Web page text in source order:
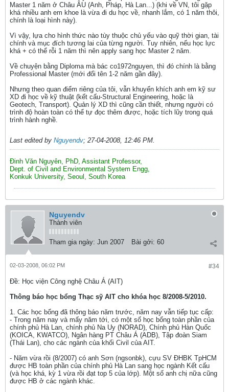
Master 1 năm ở Châu ÂU (Anh, Pháp, Hà Lan...) (khi về VN, tôi gặp
khá nhiều anh em khoe là vừa đi du học về, nhanh lắm, có 1 năm thôi,
chính là loại hình này).
Vì vậy, lựa cho hình thức nào tùy thuộc chủ yếu vào quỹ thời gian, tài
chính và mục đích tương lai của từng người. Tuy nhiên, nếu học lực
khá + có thể rỗi 1 năm thì nên apply sang học Master 2 năm.
Về chuyện bằng Diploma mà bác co1972nguyen, thì đó chính là bằng
Professional Master (mới đổi tên 1-2 năm gần đây).
Nhưng theo quan điểm riêng của tôi, vẫn khuyến khích anh em kỹ sư
XD đi học về kỹ thuật (kết cấu-Structural Engineering, hoặc là
Geotech, Transport). Quản lý XD thì cũng cần thiết, nhưng người có
trình độ hoàn toàn có thể tự đọc thêm được, hoặc tích lũy trong quá
trình hành nghề.
Last edited by Nguyendv; 27-04-2008, 12:46 PM.
Đinh Văn Nguyên, PhD, Assistant Professor,
Dept. of Civil and Environmental System Engg,
Konkuk University, Seoul, South Korea
Nguyendv
Thành viên
Tham gia ngày: Jun 2007 Bài gởi: 60
#34
02-03-2008, 06:02 PM
Ðề: Học viện Công nghệ Châu Á (AIT)
Thông báo học bổng Thạc sỹ AIT cho khóa học 8/2008-5/2010.
1. Các học bổng đã thông báo năm trước, năm nay vẫn tiếp tục cấp:
- Trong năm nay và mấy năm tới, có một số học bổng toàn phần của
chính phủ Hà Lan, chính phủ Na Uy (NORAD), Chính phủ Hàn Quốc
(KOICA, KWATCO), Ngân hàng PT Châu Á (ADB), Tập đoàn Siam
(Thái Lan), cho các ngành của khối Civil của AIT.
- Năm vừa rồi (8/2007) có anh Sơn (ngsonbk), cựu SV ĐHBK TpHCM
được HB toàn phần của chính phủ Hà Lan sang học ngành Kết cấu
(và học khá, kỳ 1 vừa rồi đạt top 5 của lớp). Một số anh chị nữa cũng
được HB ở các ngành khác.